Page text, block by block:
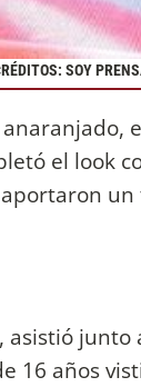
SOY
el look
, asistió junto
16 años